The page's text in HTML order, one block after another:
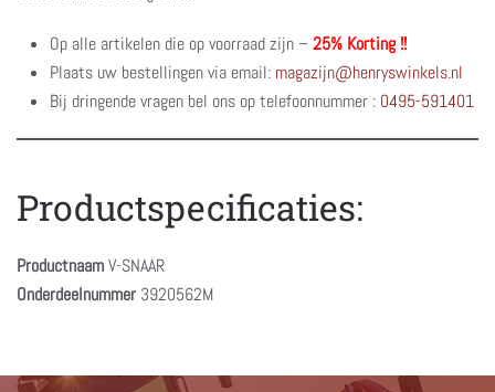
Op alle artikelen die op voorraad zijn – 25% Korting !!
Plaats uw bestellingen via email: magazijn@henryswinkels.nl
Bij dringende vragen bel ons op telefoonnummer : 0495-591401
Productspecificaties:
ProductnaamV-SNAAR
Onderdeelnummer 3920562M